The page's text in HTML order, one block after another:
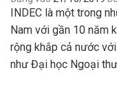
INDEC là một trong
Nam với gần 10 năm
rộng khắp cả nước
như Đại học Ngoại